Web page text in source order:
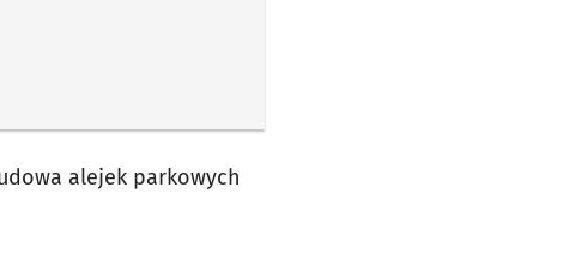
alejek parkowych